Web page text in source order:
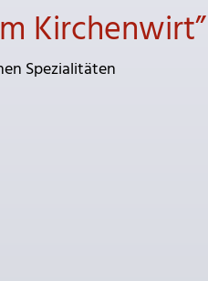
Kirchenwirt”
Spezialitäten